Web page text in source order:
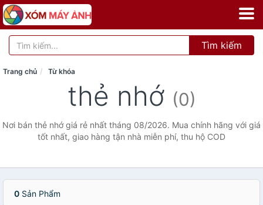
Tìm kiếm
Trang chủ Từ khóa
thẻ nhớ (0)
Nơi bán thẻ nhớ giá rẻ nhất tháng 08/2026. Mua chính hãng với giá
tốt nhất, giao hàng tận nhà miễn phí, thu hộ COD
0 Sản Phẩm